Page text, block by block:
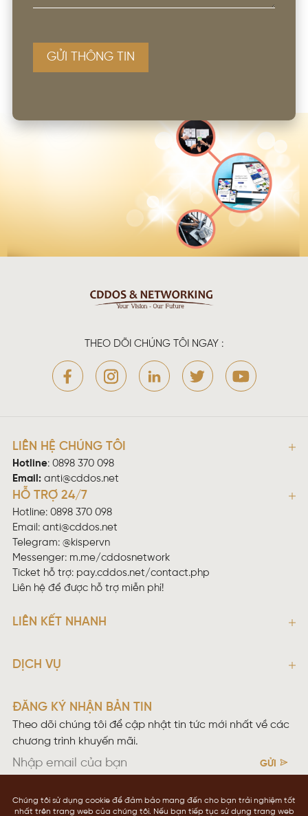
GỬI THÔNG TIN
THEO DÕI CHÚNG TÔI NGAY :
LIÊN HỆ CHÚNG TÔI
Hotline: 0898 370 098
Email: anti@cddos.net
HỖ TRỢ 24/7
Hotline: 0898 370 098
Email: anti@cddos.net
Telegram: @kispervn
Messenger: m.me/cddosnetwork
Ticket hỗ trợ: pay.cddos.net/contact.php
Liên hệ để được hỗ trợ miễn phí!
LIÊN KẾT NHANH
DỊCH VỤ
ĐĂNG KÝ NHẬN BẢN TIN
Theo dõi chúng tôi để cập nhật tin tức mới nhất về các
chương trình khuyến mãi.
GỬI